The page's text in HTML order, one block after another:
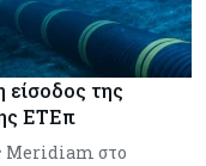
είσοδος της
ΕΤΕπ
Meridiam στο